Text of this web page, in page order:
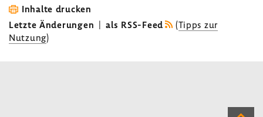
Inhalte drucken
Letzte Änderungen | als RSS-Feed (Tipps zur
Nutzung)